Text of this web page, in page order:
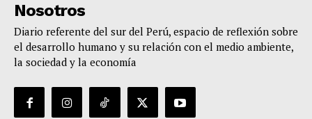
Nosotros
Diario referente del sur del Perú, espacio de reflexión sobre
el desarrollo humano y su relación con el medio ambiente,
la sociedad y la economía